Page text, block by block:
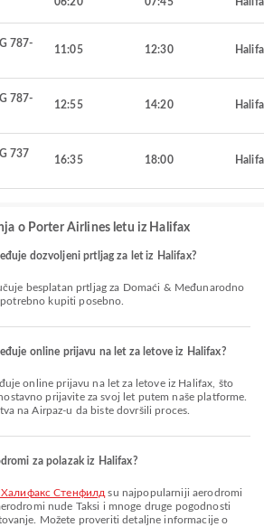
787-
11:05 12:30
787-
12:55 14:20
737
16:35 18:00
o Porter Airlines letu iz Halifax
dozvoljeni prtljag za let iz Halifax?
kupiti posebno.
online prijavu na let za letove iz Halifax?
prijavite za svoj let putem naše platforme.
na Airpaz-u da biste dovršili proces.
za polazak iz Halifax?
Халифакс Стенфилд su najpopularniji aerodromi
nude Taksi i mnoge druge pogodnosti
Možete proveriti detaljne informacije o